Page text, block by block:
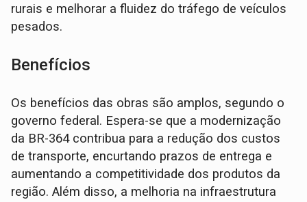
rurais e melhorar a fluidez do tráfego de veículos
pesados.
Benefícios
Os benefícios das obras são amplos, segundo o
governo federal. Espera-se que a modernização
da BR-364 contribua para a redução dos custos
de transporte, encurtando prazos de entrega e
aumentando a competitividade dos produtos da
região. Além disso, a melhoria na infraestrutura